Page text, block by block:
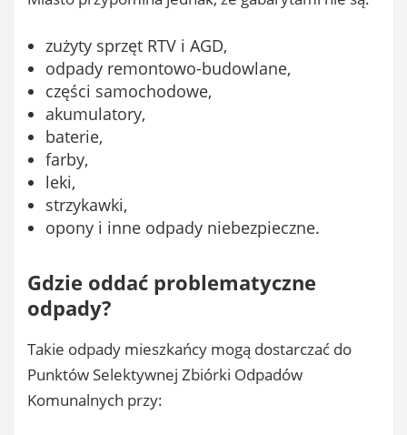
zużyty sprzęt RTV i AGD,
odpady remontowo-budowlane,
części samochodowe,
akumulatory,
baterie,
farby,
leki,
strzykawki,
opony i inne odpady niebezpieczne.
Gdzie oddać problematyczne
odpady?
Takie odpady mieszkańcy mogą dostarczać do
Punktów Selektywnej Zbiórki Odpadów
Komunalnych przy: